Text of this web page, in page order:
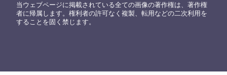
当ウェブページに掲載されている全ての画像の著作権は、著作権
者に帰属します。権利者の許可なく複製、転用などの二次利用を
することを固く禁じます。